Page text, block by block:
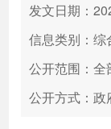
高效办成
发文日期：
信息类别：综
公开范围：全
公开方式：政